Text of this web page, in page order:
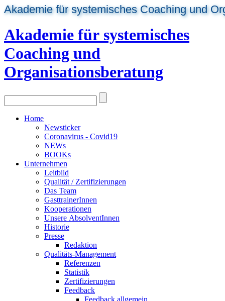
Akademie für systemisches Coaching und
Akademie für systemisches
Coaching und
Organisationsberatung
Home
Newsticker
Coronavirus - Covid19
NEWs
BOOKs
Unternehmen
Leitbild
Qualität / Zertifizierungen
Das Team
GasttrainerInnen
Kooperationen
Unsere AbsolventInnen
Historie
Presse
Redaktion
Qualitäts-Management
Referenzen
Statistik
Zertifizierungen
Feedback
Feedback allgemein